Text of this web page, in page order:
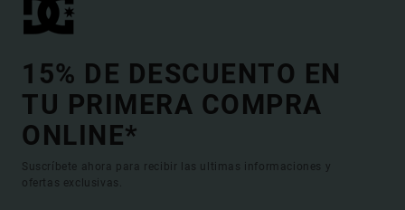
15% DE DESCUENTO EN
TU PRIMERA COMPRA
ONLINE*
Suscríbete ahora para recibir las ultimas informaciones y
ofertas exclusivas.